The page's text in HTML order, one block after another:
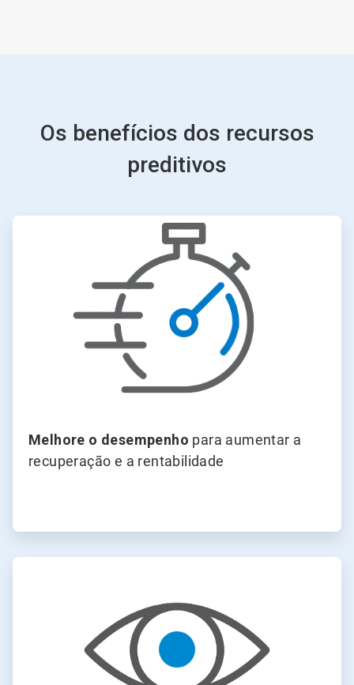
Os benefícios dos recursos
preditivos
ArticleTile
Melhore o desempenho para aumentar a
recuperação e a rentabilidade
ArticleTile